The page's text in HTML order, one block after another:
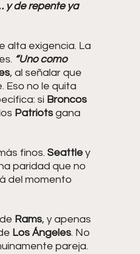
y de repente ya
alta exigencia. La
“Uno como
, al señalar que
Eso no le quita
si Broncos
Patriots gana
finos. Seattle y
paridad que no
del momento
Rams, y apenas
Los Ángeles. No
pareja.